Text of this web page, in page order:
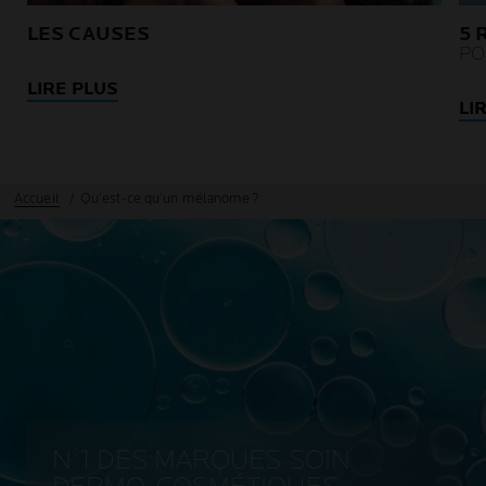
LES CAUSES
LIRE PLUS
5
N°1 DES MARQUES SOIN